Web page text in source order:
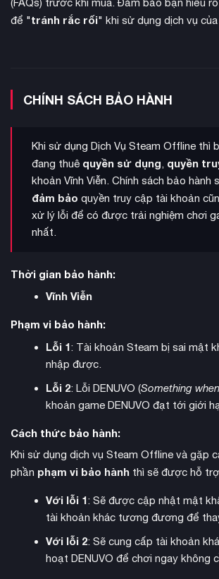
thực, đòi hỏi người chơi phải linh hoạt điều
kiểm soát các điểm chiến lược và đánh bại
địch sẽ quyết định thành bại của trận đánh.
Hệ thốngphát triển nhân vậtcho phép
chỉnh trang bị, nâng cấp kỹ năng và mở
chiến đấu độc đáo, tạo nên trải nghiệm
thú vị.
hấp dẫnnhư Challenge Mode thử thách kỹ
Conquest Mode cho phép xây dựng và
hay Online Co-op để cùng bạn bè chinh
khó khăn.
(FAQs) trước khi mua. Đảm bảo bạn hiểu
để "tránh rắc rối" khi sử dụng dịch vụ
CHÍNH SÁCH BẢO HÀNH
Khi sử dụng Dịch Vụ Steam Offline thì
đang thuê quyền sử dụng, quyền
khoản Vĩnh Viễn. Chính sách bảo hành
đảm bảo quyền truy cập tài khoản
xử lý lỗi để có được trải nghiệm chơi
nhất.
Thời gian bảo hành:
Vĩnh Viễn
Phạm vi bảo hành:
Lỗi 1: Tài khoản Steam bị sai mật
nhập được.
Lỗi 2: Lỗi DENUVO (Something
khoản game DENUVO đạt tới giới
Cách thức bảo hành:
Khi sử dụng dịch vụ Steam Offline và gặp
phần phạm vi bảo hành thì sẽ được hỗ
Với lỗi 1: Sẽ được cập nhật mật
tài khoản khác tương đương để
Với lỗi 2: Sẽ cung cấp tài khoản
hoạt DENUVO để chơi ngay không